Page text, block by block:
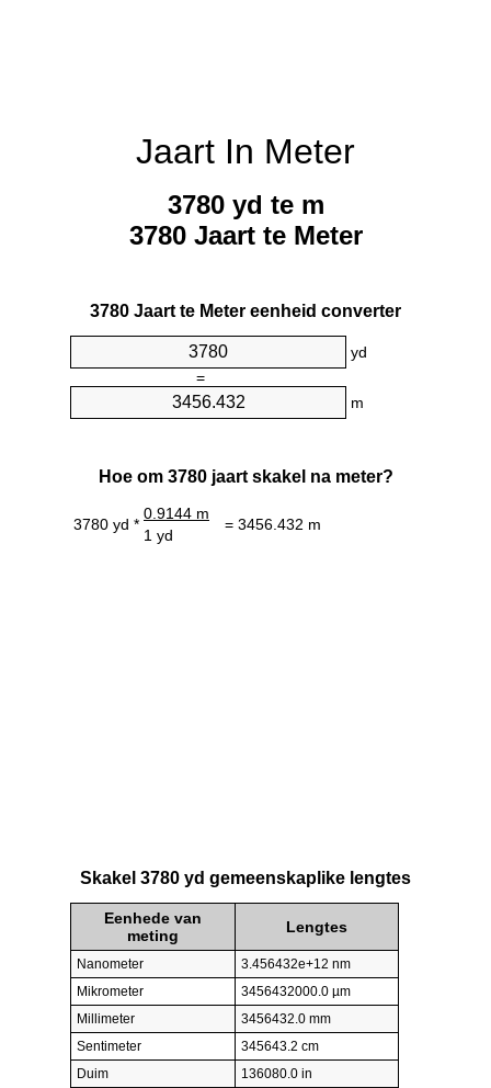
Jaart In Meter
3780 yd te m
3780 Jaart te Meter
3780 Jaart te Meter eenheid converter
yd
=
m
Hoe om 3780 jaart skakel na meter?
3780 yd *
0.9144 m
= 3456.432 m
1 yd
Skakel 3780 yd gemeenskaplike lengtes
Eenhede van
meting
Lengtes
Nanometer
3.456432e+12 nm
Mikrometer
3456432000.0 µm
Millimeter
3456432.0 mm
Sentimeter
345643.2 cm
Duim
136080.0 in